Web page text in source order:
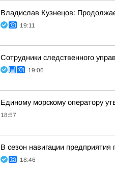
Владислав Кузнецов:
19:11
Сотрудники следственного
19:06
Единому морскому оператору
18:57
В сезон навигации
18:46